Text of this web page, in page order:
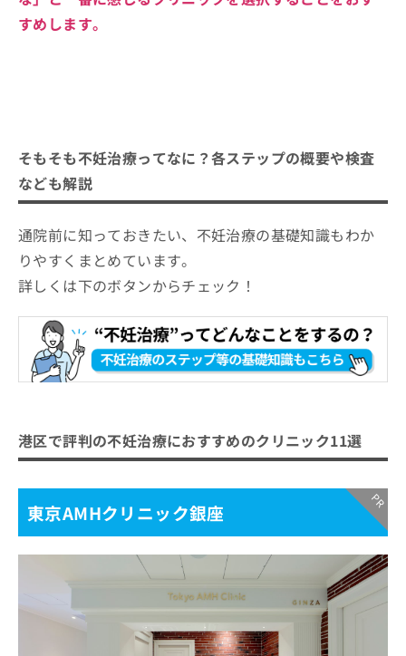
すめします。
そもそも不妊治療ってなに？各ステップの概要や検査
なども解説
通院前に知っておきたい、不妊治療の基礎知識もわか
りやすくまとめています。
詳しくは下のボタンからチェック！
港区で評判の不妊治療におすすめのクリニック11選
東京AMHクリニック銀座